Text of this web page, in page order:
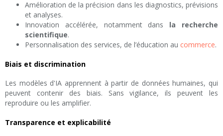
Amélioration de la précision dans les diagnostics, prévisions
et analyses.
Innovation accélérée, notamment dans la recherche
scientifique.
Personnalisation des services, de l’éducation au commerce.
Biais et discrimination
Les modèles d'IA apprennent à partir de données humaines, qui
peuvent contenir des biais. Sans vigilance, ils peuvent les
reproduire ou les amplifier.
Transparence et explicabilité